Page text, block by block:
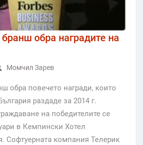
обра наградите на
Момчил Зарев
обра повечето награди, които
раздаде за 2014 г.
на победителите се
в Кемпински Хотел
Софтуерната компания Телерик